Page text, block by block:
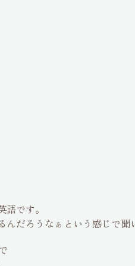
です。
だろうなぁという感じで聞